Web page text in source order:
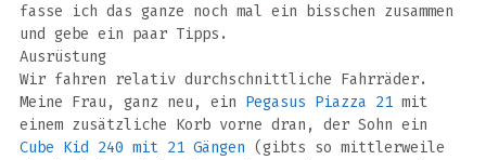
fasse ich das ganze noch mal ein bisschen zusammen
und gebe ein paar Tipps.
Ausrüstung
Wir fahren relativ durchschnittliche Fahrräder.
Meine Frau, ganz neu, ein Pegasus Piazza 21mit
einem zusätzliche Korb vorne dran, der Sohn ein
Cube Kid 240 mit 21 Gängen (gibts so mittlerweile